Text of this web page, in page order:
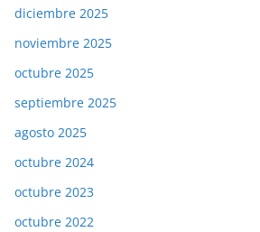
diciembre 2025
noviembre 2025
octubre 2025
septiembre 2025
agosto 2025
octubre 2024
octubre 2023
octubre 2022